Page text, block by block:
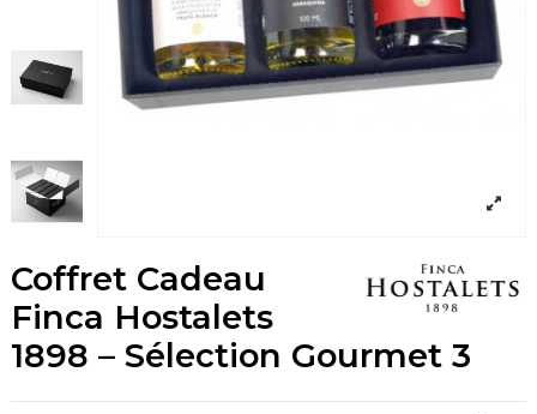
Coffret Cadeau
Finca Hostalets
1898 – Sélection Gourmet 3